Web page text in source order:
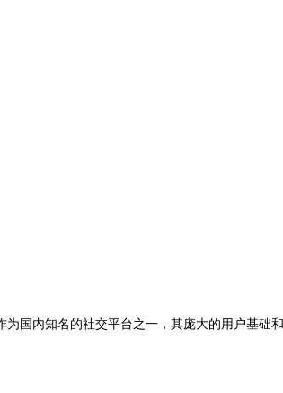
内知名的社交平台之一，其庞大的用户基础